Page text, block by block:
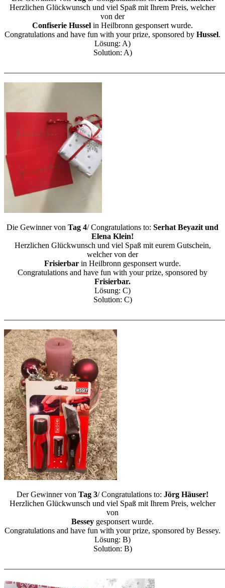
Herzlichen Glückwunsch und viel Spaß mit Ihrem Preis, welcher
von der
Confiserie Hussel in Heilbronn gesponsert wurde.
Congratulations and have fun with your prize, sponsored by Hussel.
Lösung: A)
Solution: A)
Die Gewinner von Tag 4/ Congratulations to: Serhat Beyazit und
Elena Klein!
Herzlichen Glückwunsch und viel Spaß mit eurem Gutschein,
welcher von der
Frisierbar in Heilbronn gesponsert wurde.
Congratulations and have fun with your prize, sponsored by
Frisierbar.
Lösung: C)
Solution: C)
Der Gewinner von Tag 3/ Congratulations to: Jörg Häuser!
Herzlichen Glückwunsch und viel Spaß mit Ihrem Preis, welcher
von
Bessey gesponsert wurde.
Congratulations and have fun with your prize, sponsored by Bessey.
Lösung: B)
Solution: B)